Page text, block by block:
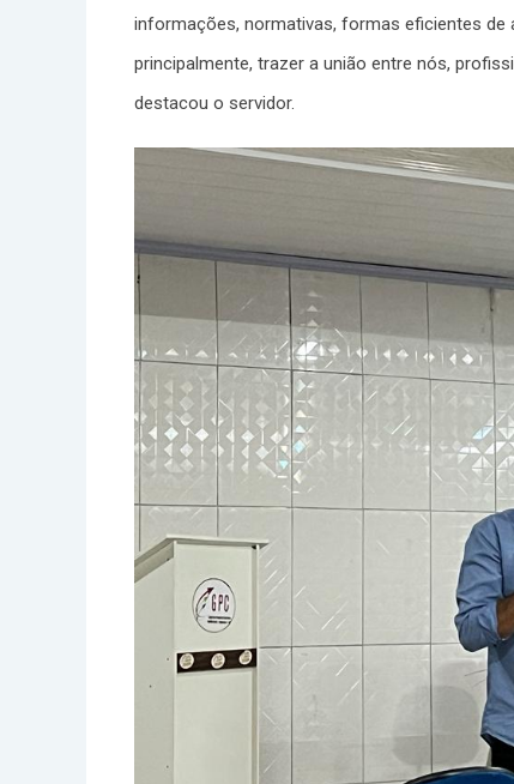
informações, normativas, formas eficientes de
principalmente, trazer a união entre nós,
destacou o servidor.